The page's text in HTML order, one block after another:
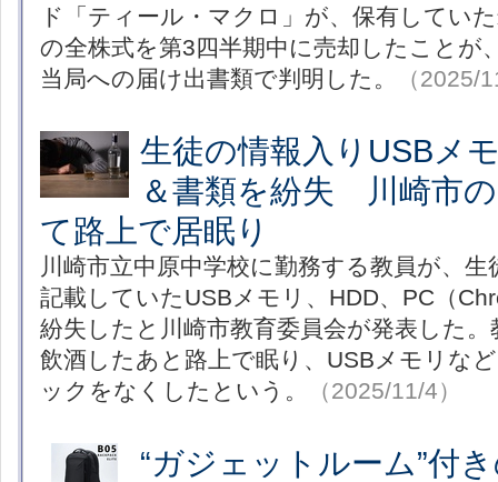
ド「ティール・マクロ」が、保有してい
の全株式を第3四半期中に売却したことが
当局への届け出書類で判明した。
（2025/
生徒の情報入りUSBメ
＆書類を紛失 川崎市
て路上で居眠り
川崎市立中原中学校に勤務する教員が、
記載していたUSBメモリ、HDD、PC（
紛失したと川崎市教育委員会が発表した
飲酒したあと路上で眠り、USBメモリな
ックをなくしたという。
（2025/11/4）
“ガジェットルーム”付